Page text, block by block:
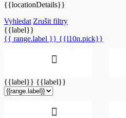
{{locationDetails}}
Vyhledat Zrušit filtry
{{label}}
{{ range.label }} {{l10n.pick}}
{{label}} {{label}}